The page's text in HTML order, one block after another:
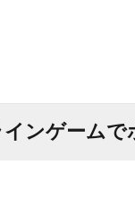
インゲームで